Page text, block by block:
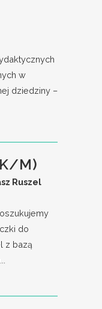
w
dziedziny –
M)
Ruszel
do
z bazą